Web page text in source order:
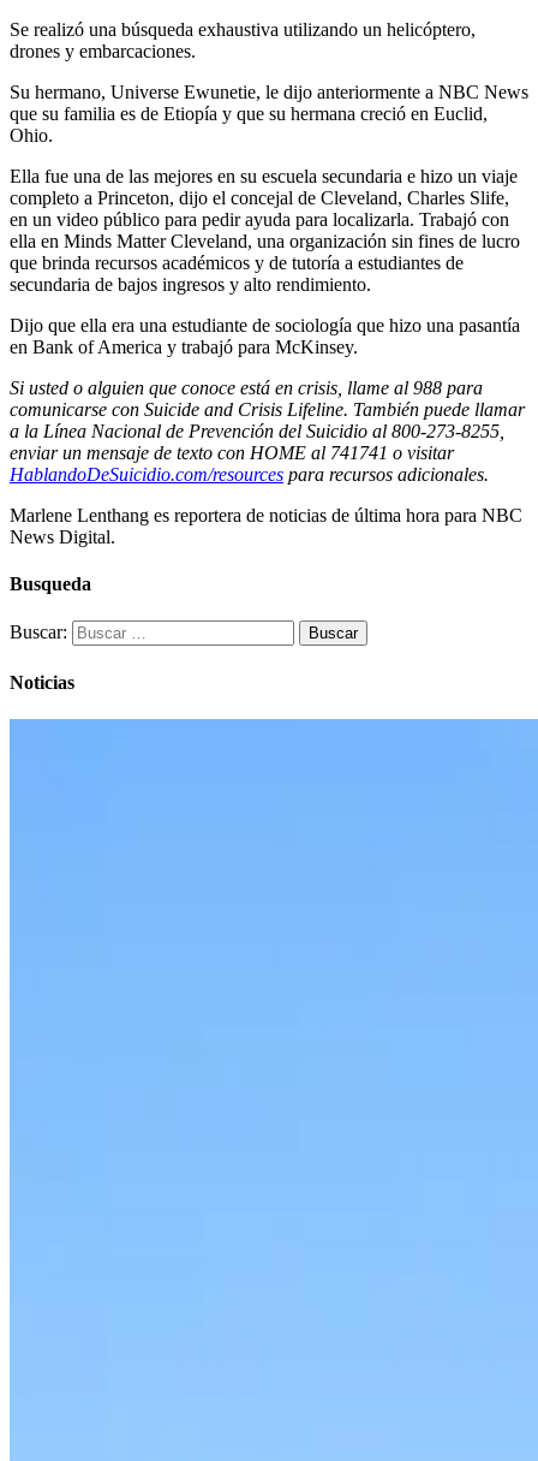
Se realizó una búsqueda exhaustiva utilizando un helicóptero,
drones y embarcaciones.
Su hermano, Universe Ewunetie, le dijo anteriormente a NBC News
que su familia es de Etiopía y que su hermana creció en Euclid,
Ohio.
Ella fue una de las mejores en su escuela secundaria e hizo un viaje
completo a Princeton, dijo el concejal de Cleveland, Charles Slife,
en un video público para pedir ayuda para localizarla. Trabajó con
ella en Minds Matter Cleveland, una organización sin fines de lucro
que brinda recursos académicos y de tutoría a estudiantes de
secundaria de bajos ingresos y alto rendimiento.
Dijo que ella era una estudiante de sociología que hizo una pasantía
en Bank of America y trabajó para McKinsey.
Si usted o alguien que conoce está en crisis, llame al 988 para
comunicarse con Suicide and Crisis Lifeline. También puede llamar
a la Línea Nacional de Prevención del Suicidio al 800-273-8255,
enviar un mensaje de texto con HOME al 741741 o visitar
HablandoDeSuicidio.com/resources para recursos adicionales.
Marlene Lenthang es reportera de noticias de última hora para NBC
News Digital.
Busqueda
Buscar:
Noticias